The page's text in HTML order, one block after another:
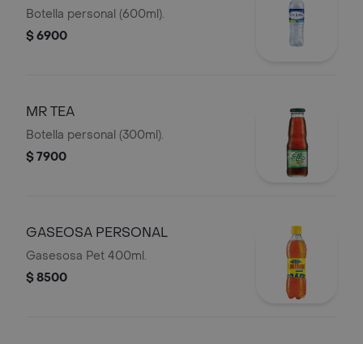
Botella personal (600ml).
$ 6900
MR TEA
Botella personal (300ml).
$ 7900
GASEOSA PERSONAL
Gasesosa Pet 400ml.
$ 8500